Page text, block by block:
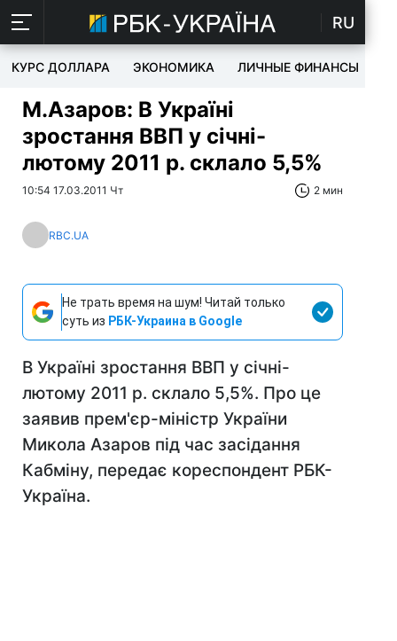
RU
КУРС ДОЛЛАРА ЭКОНОМИКА ЛИЧНЫЕ ФИНАНСЫ
М.Азаров: В Україні
зростання ВВП у січні-
лютому 2011 р. склало 5,5%
10:54 17.03.2011 Чт 2 мин
RBC.UA
Не трать время на шум! Читай только
суть из РБК-Украина в Google
В Україні зростання ВВП у січні-
лютому 2011 р. склало 5,5%. Про це
заявив прем'єр-міністр України
Микола Азаров під час засідання
Кабміну, передає кореспондент РБК-
Україна.